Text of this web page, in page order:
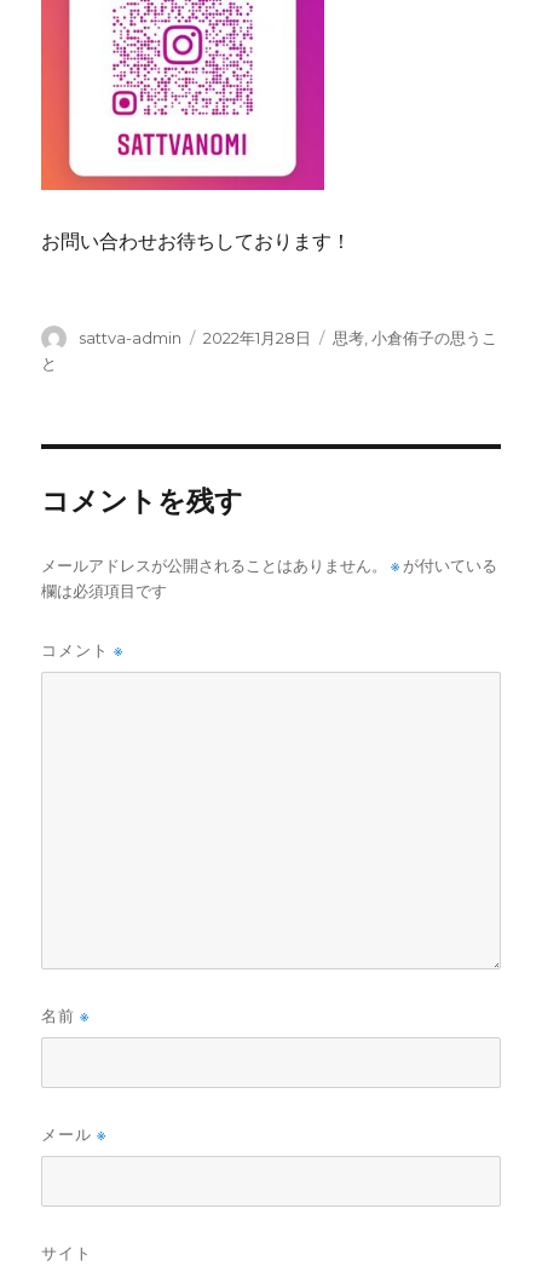
お問い合わせお待ちしております！
投
sattva-admin
投
2022年1月28日
カ
思考 ,小倉侑子の思うこ
と
コメントを残す
メールアドレスが公開されることはありません。 ※ が付いている
欄は必須項目です
コメント※
名前※
メール※
サイト